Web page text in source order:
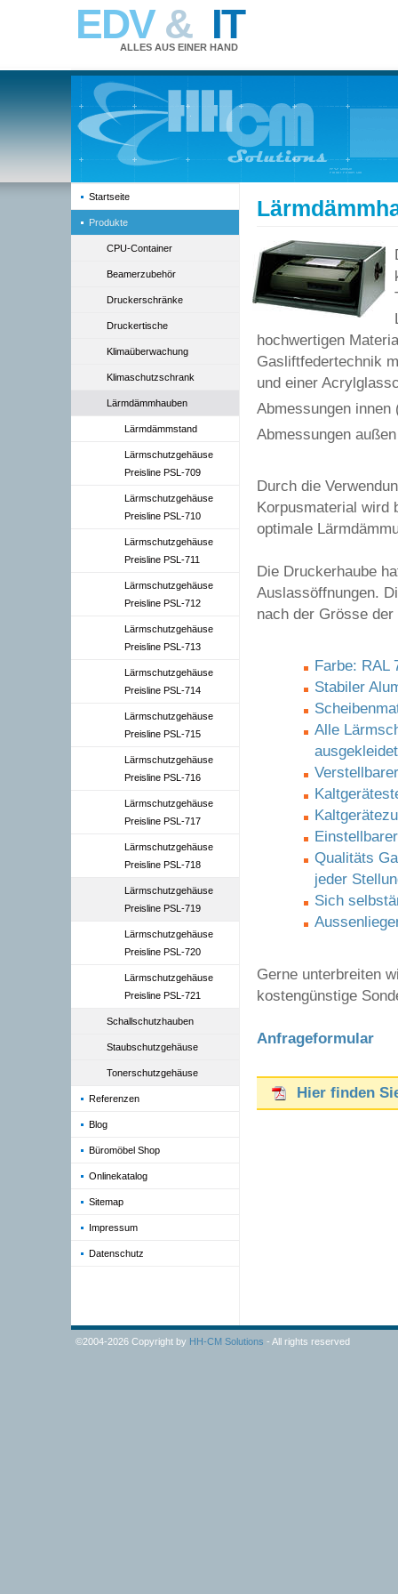
EDV & IT
ALLES AUS EINER HAND
Startseite
Produkte
CPU-Container
Beamerzubehör
Druckerschränke
Druckertische
Klimaüberwachung
Klimaschutzschrank
Lärmdämmhauben
Lärmdämmstand
Lärmschutzgehäuse
Preisline PSL-709
Lärmschutzgehäuse
Preisline PSL-710
Lärmschutzgehäuse
Preisline PSL-711
Lärmschutzgehäuse
Preisline PSL-712
Lärmschutzgehäuse
Preisline PSL-713
Lärmschutzgehäuse
Preisline PSL-714
Lärmschutzgehäuse
Preisline PSL-715
Lärmschutzgehäuse
Preisline PSL-716
Lärmschutzgehäuse
Preisline PSL-717
Lärmschutzgehäuse
Preisline PSL-718
Lärmschutzgehäuse
Preisline PSL-719
Lärmschutzgehäuse
Preisline PSL-720
Lärmschutzgehäuse
Preisline PSL-721
Schallschutzhauben
Staubschutzgehäuse
Tonerschutzgehäuse
Referenzen
Blog
Büromöbel Shop
Onlinekatalog
Sitemap
Impressum
Datenschutz
hochwertigen
Gasliftfedertechnik
und einer
Abmessungen
Abmessungen
Durch die
Korpusmaterial wird
optimale
Die Druckerhaube
Auslassöffnungen.
nach der Grösse
Farbe: RAL
Stabiler
Alle
ausgekleidet
Qualitäts
jeder
Sich
Gerne unterbreiten
kostengünstige
Anfrageformular
Hier finden
©2004-2026 Copyright by HH-CM Solutions - All rights reserved